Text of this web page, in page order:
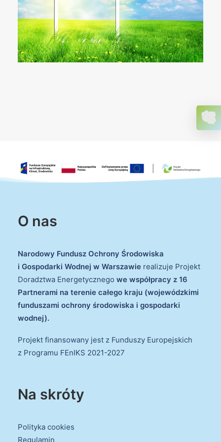
O nas
Narodowy Fundusz Ochrony Środowiska
i Gospodarki Wodnej w Warszawie realizuje Projekt
Doradztwa Energetycznego we współpracy z 16
Partnerami na terenie całego kraju (wojewódzkimi
funduszami ochrony środowiska i gospodarki
wodnej).
Projekt finansowany jest z Funduszy Europejskich
z Programu FEnIKS 2021-2027
Na skróty
Polityka cookies
Regulamin